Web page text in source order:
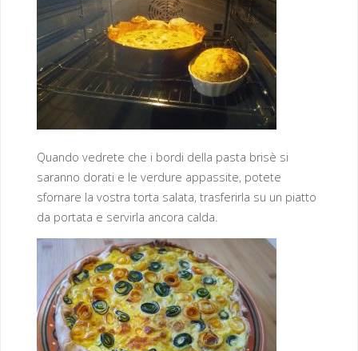
Quando vedrete che i bordi della pasta brisè si
saranno dorati e le verdure appassite, potete
sfornare la vostra torta salata, trasferirla su un piatto
da portata e servirla ancora calda.